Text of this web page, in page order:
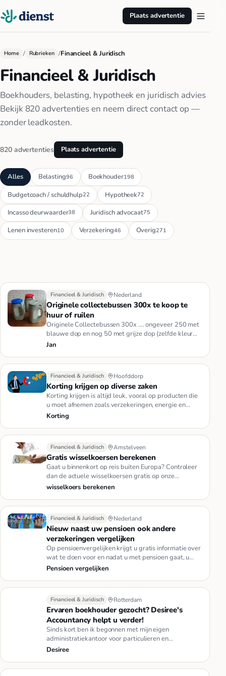
Plaats advertentie
Home / Rubrieken /Financieel & Juridisch
Financieel & Juridisch
Boekhouders, belasting, hypotheek en juridisch advies
Bekijk 820 advertenties en neem direct contact op —
zonder leadkosten.
820 advertenties Plaats advertentie
Alles Belasting96 Boekhouder198
Budgetcoach / schuldhulp22 Hypotheek72
Incasso deurwaarder38 Juridisch advocaat75
Lenen investeren10 Verzekering46 Overig271
Financieel & Juridisch Nederland
Originele collectebussen 300x te koop te
huur of ruilen
Originele Collectebussen 300x .... ongeveer 250 met
blauwe dop en nog 50 met grijze dop (zelfde kleur
als de bussen zelf…
Jan
Financieel & Juridisch Hoofddorp
Korting krijgen op diverse zaken
Korting krijgen is altijd leuk, vooral op producten die
u moet afnemen zoals verzekeringen, energie en
andere vaste last…
Korting
Financieel & Juridisch Amstelveen
Gratis wisselkoersen berekenen
Gaat u binnenkort op reis buiten Europa? Controleer
dan de actuele wisselkoersen gratis op onze
website.Dagelijks hebben…
wisselkoers berekenen
Financieel & Juridisch Nederland
Nieuw naast uw pensioen ook andere
verzekeringen vergelijken
Op pensioenvergelijken krijgt u gratis informatie over
wat te doen voor en nadat u met pensioen gaat, u
kunt ook uw zorg…
Pensioen vergelijken
Financieel & Juridisch Rotterdam
Ervaren boekhouder gezocht? Desiree's
Accountancy helpt u verder!
Sinds kort ben ik begonnen met mijn eigen
administratiekantoor voor particulieren en
ondernemingen. Voor lage prijs bied…
Desiree